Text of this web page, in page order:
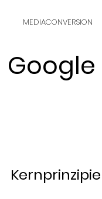
MEDIACONVERSION
Google